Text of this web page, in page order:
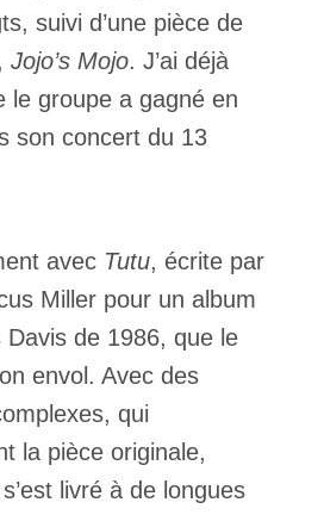
suivi d’une pièce de
Jojo’s Mojo. J’ai déjà
le groupe a gagné en
son concert du 13
avec Tutu, écrite par
Miller pour un album
de 1986, que le
envol. Avec des
qui
la pièce originale,
livré à de longues